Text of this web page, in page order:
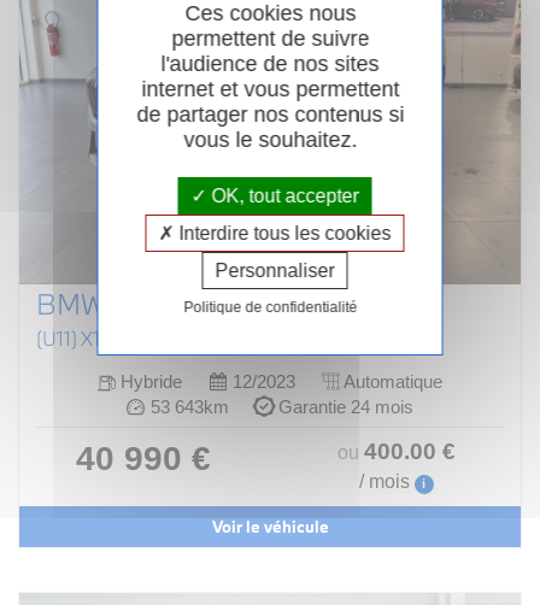
BMW X1 U11
(U11) X1 XDRIVE25E 245CH (AB 2022)
Hybride 12/2023
Automatique
53 643km
Garantie 24 mois
40 990 € ou 400.00 €
/ mois i
Voir le véhicule
Ces cookies nous
permettent de suivre
l'audience de nos sites
internet et vous permettent
de partager nos contenus si
vous le souhaitez.
OK, tout accepter
Interdire tous les cookies
Personnaliser
Politique de confidentialité